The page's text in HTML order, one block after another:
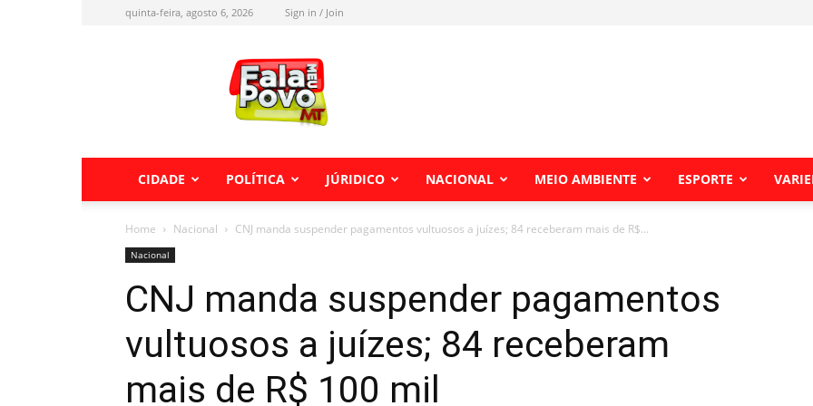
quinta-feira, agosto 6, 2026 Sign in / Join
Fala
meu
Povo
MT
CIDADE POLÍTICA JÚRIDICO NACIONAL MEIO AMBIENTE ESPORTE
Home Nacional CNJ manda suspender pagamentos vultuosos a juízes; 84 receberam mais de R$...
Nacional
CNJ manda suspender pagamentos
vultuosos a juízes; 84 receberam
mais de R$ 100 mil